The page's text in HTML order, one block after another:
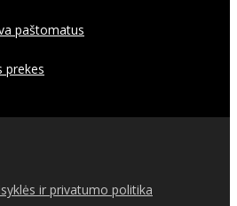
paštomatus
prekes
ir privatumo politika